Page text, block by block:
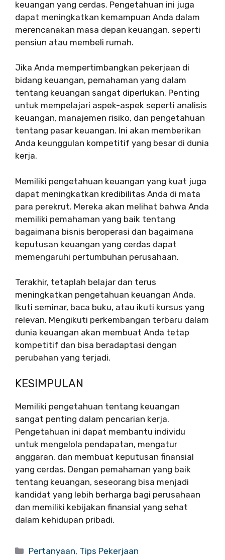
keuangan yang cerdas. Pengetahuan ini juga
dapat meningkatkan kemampuan Anda dalam
merencanakan masa depan keuangan, seperti
pensiun atau membeli rumah.
Jika Anda mempertimbangkan pekerjaan di
bidang keuangan, pemahaman yang dalam
tentang keuangan sangat diperlukan. Penting
untuk mempelajari aspek-aspek seperti analisis
keuangan, manajemen risiko, dan pengetahuan
tentang pasar keuangan. Ini akan memberikan
Anda keunggulan kompetitif yang besar di dunia
kerja.
Memiliki pengetahuan keuangan yang kuat juga
dapat meningkatkan kredibilitas Anda di mata
para perekrut. Mereka akan melihat bahwa Anda
memiliki pemahaman yang baik tentang
bagaimana bisnis beroperasi dan bagaimana
keputusan keuangan yang cerdas dapat
memengaruhi pertumbuhan perusahaan.
Terakhir, tetaplah belajar dan terus
meningkatkan pengetahuan keuangan Anda.
Ikuti seminar, baca buku, atau ikuti kursus yang
relevan. Mengikuti perkembangan terbaru dalam
dunia keuangan akan membuat Anda tetap
kompetitif dan bisa beradaptasi dengan
perubahan yang terjadi.
KESIMPULAN
Memiliki pengetahuan tentang keuangan
sangat penting dalam pencarian kerja.
Pengetahuan ini dapat membantu individu
untuk mengelola pendapatan, mengatur
anggaran, dan membuat keputusan finansial
yang cerdas. Dengan pemahaman yang baik
tentang keuangan, seseorang bisa menjadi
kandidat yang lebih berharga bagi perusahaan
dan memiliki kebijakan finansial yang sehat
dalam kehidupan pribadi.
Categories
Pertanyaan, Tips Pekerjaan